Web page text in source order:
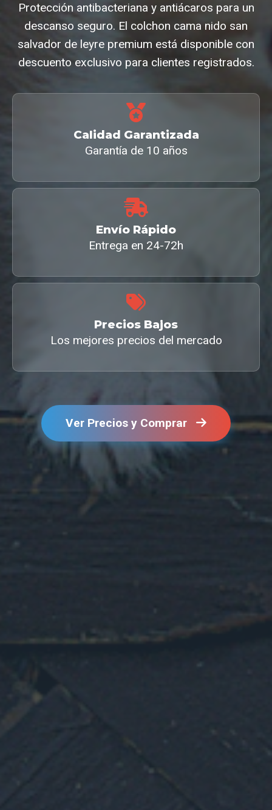
Protección antibacteriana y antiácaros para un
descanso seguro. El colchon cama nido san
salvador de leyre premium está disponible con
descuento exclusivo para clientes registrados.
Calidad Garantizada
Garantía de 10 años
Envío Rápido
Entrega en 24-72h
Precios Bajos
Los mejores precios del mercado
Ver Precios y Comprar